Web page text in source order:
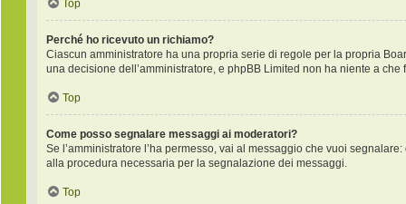
Top
Perché ho ricevuto un richiamo?
Ciascun amministratore ha una propria serie di regole per la propria
una decisione dell’amministratore, e phpBB Limited non ha niente a che
Top
Come posso segnalare messaggi ai moderatori?
Se l’amministratore l’ha permesso, vai al messaggio che vuoi
alla procedura necessaria per la segnalazione dei messaggi.
Top